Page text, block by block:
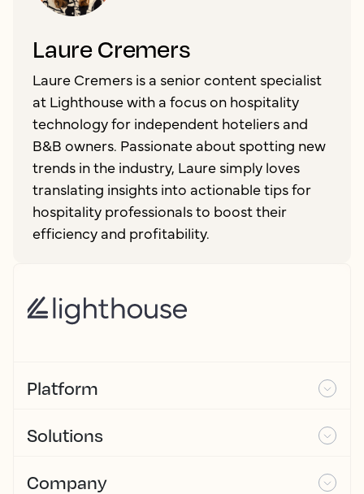
Laure Cremers
Laure Cremers is a senior content specialist
at Lighthouse with a focus on hospitality
technology for independent hoteliers and
B&B owners. Passionate about spotting new
trends in the industry, Laure simply loves
translating insights into actionable tips for
hospitality professionals to boost their
efficiency and profitability.
Platform
Solutions
Company